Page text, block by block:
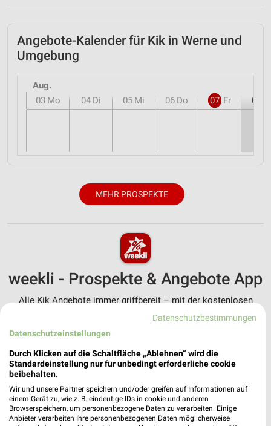
Angebote-Kalender für Kik in Werne und
Umgebung
Aug.
03 Mo 04 Di 05 Mi 06 Do 07 Fr 08
MEHR PROSPEKTE
weekli - Prospekte & Angebote App
Alle Kik Angebote immer griffbereit – mit der kostenlosen
weekli App für iOS & Android.
✔Standortgenaue Angebote
✔Folge deinem Lieblingshändler
✔Push-Benachrichtigungen bei neuen Prospekten
✔Einkaufsliste - Einkauf stressfrei planen
JETZT LADEN UND SPAREN!
Datenschutzbestimmungen
Datenschutzeinstellungen
Durch Klicken auf die Schaltfläche „Ablehnen“ wird die
Standardeinstellung nur für unbedingt erforderliche cookie
beibehalten.
Wir und unsere Partner speichern und/oder greifen auf Informationen auf
einem Gerät zu, wie z. B. eindeutige IDs in cookie und anderen
Browserspeichern, um personenbezogene Daten zu verarbeiten. Einige
Anbieter verarbeiten Ihre personenbezogenen Daten möglicherweise